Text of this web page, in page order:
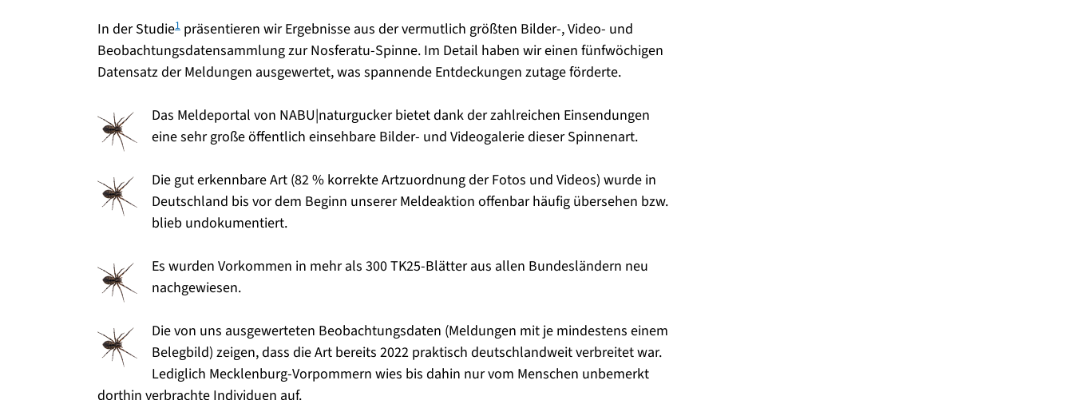
In der Studie1 präsentieren wir Ergebnisse aus der vermutlich größten Bilder-, Video- und
Beobachtungsdatensammlung zur Nosferatu-Spinne. Im Detail haben wir einen fünfwöchigen
Datensatz der Meldungen ausgewertet, was spannende Entdeckungen zutage förderte.
Das Meldeportal von NABU|naturgucker bietet dank der zahlreichen Einsendungen
eine sehr große öffentlich einsehbare Bilder- und Videogalerie dieser Spinnenart.
Die gut erkennbare Art (82 % korrekte Artzuordnung der Fotos und Videos) wurde in
Deutschland bis vor dem Beginn unserer Meldeaktion offenbar häufig übersehen bzw.
blieb undokumentiert.
Es wurden Vorkommen in mehr als 300 TK25-Blätter aus allen Bundesländern neu
nachgewiesen.
Die von uns ausgewerteten Beobachtungsdaten (Meldungen mit je mindestens einem
Belegbild) zeigen, dass die Art bereits 2022 praktisch deutschlandweit verbreitet war.
Lediglich Mecklenburg-Vorpommern wies bis dahin nur vom Menschen unbemerkt
dorthin verbrachte Individuen auf.